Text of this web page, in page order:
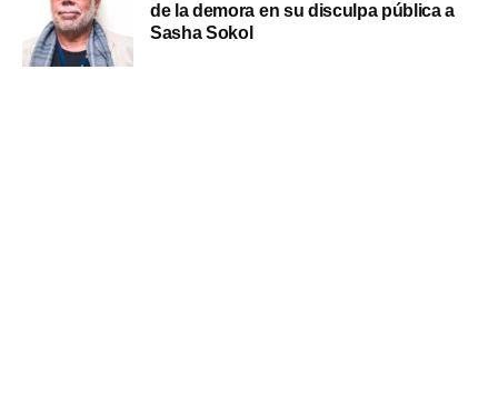
de la demora en su disculpa pública a
Sasha Sokol